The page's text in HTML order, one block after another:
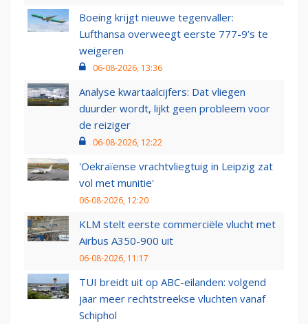
Boeing krijgt nieuwe tegenvaller:
Lufthansa overweegt eerste 777-9’s te
weigeren
06-08-2026, 13:36
Analyse kwartaalcijfers: Dat vliegen
duurder wordt, lijkt geen probleem voor
de reiziger
06-08-2026, 12:22
'Oekraïense vrachtvliegtuig in Leipzig zat
vol met munitie'
06-08-2026, 12:20
KLM stelt eerste commerciële vlucht met
Airbus A350-900 uit
06-08-2026, 11:17
TUI breidt uit op ABC-eilanden: volgend
jaar meer rechtstreekse vluchten vanaf
Schiphol